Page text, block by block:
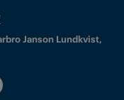
Janson Lundkvist,